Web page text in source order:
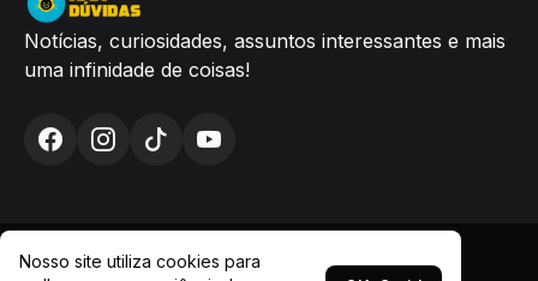
Notícias, curiosidades, assuntos interessantes e mais
uma infinidade de coisas!
Nosso site utiliza cookies para